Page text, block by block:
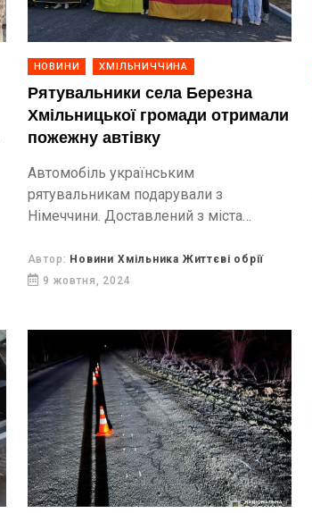
НОВИНИ ХМІЛЬНИЧЧИНА
Рятувальники села Березна
Хмільницької громади отримали
пожежну автівку
Автомобіль українським
рятувальникам подарували з
Німеччини. Доставлений з міста
Громадської організації "Полум'я надії"
в рамках благодійної допомоги. Ключі
Автор: Новини Хмільника Життєві обрії
9 жовтня, 2024